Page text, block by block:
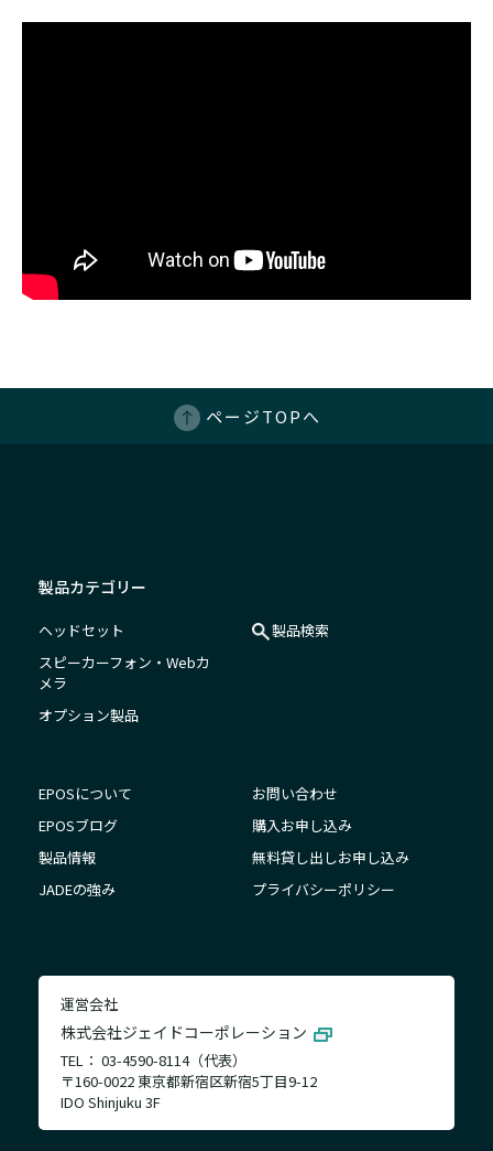
ページTOPへ
製品カテゴリー
ヘッドセット
スピーカーフォン・Webカ
メラ
オプション製品
製品検索
EPOSについて
EPOSブログ
製品情報
JADEの強み
お問い合わせ
購入お申し込み
無料貸し出しお申し込み
プライバシーポリシー
運営会社
株式会社ジェイドコーポレーション
TEL： 03-4590-8114（代表）
〒160-0022 東京都新宿区新宿5丁目9-12
IDO Shinjuku 3F